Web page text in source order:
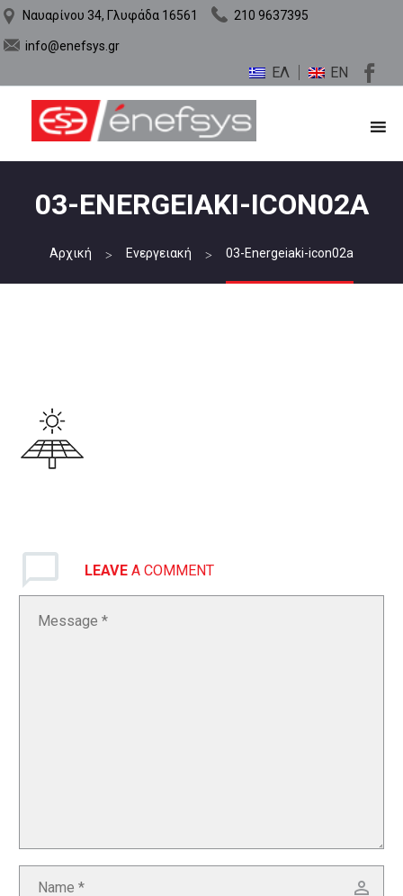
Ναυαρίνου 34, Γλυφάδα 16561 210 9637395
info@enefsys.gr
ΕΛ EN
03-ENERGEIAKI-ICON02A
Αρχική Ενεργειακή 03-Energeiaki-icon02a
LEAVE A COMMENT